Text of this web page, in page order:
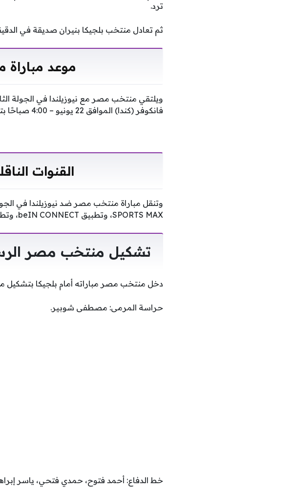
ترد.
ثم تعادل منتخب بلجيكا بنيران صديقة في الدقيقة في الدقيقة 66 عن طريق
موعد
فانكوفر (كندا) الموافق 22 يونيو – 4:00 صباحًا بتوقيت القاهرة.
القنوات
SPORTS MAX، وتطبيق beIN CONNECT، وتطبيق TOD من خلال الاشتراك في الباقات المحددة.
تشكيل منتخب مصر
دخل منتخب مصر مباراته أمام بلجيكا بتشكيل
حراسة المرمى: مصطفى شوبير.
خط الدفاع: أحمد فتوح، حمدي فتحي، ياسر